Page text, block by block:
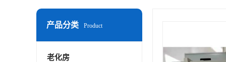
产品分类 Product
老化房